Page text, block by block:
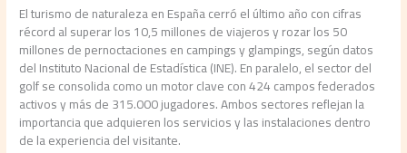
El turismo de naturaleza en España cerró el último año con cifras
récord al superar los 10,5 millones de viajeros y rozar los 50
millones de pernoctaciones en campings y glampings, según datos
del Instituto Nacional de Estadística (INE). En paralelo, el sector del
golf se consolida como un motor clave con 424 campos federados
activos y más de 315.000 jugadores. Ambos sectores reflejan la
importancia que adquieren los servicios y las instalaciones dentro
de la experiencia del visitante.